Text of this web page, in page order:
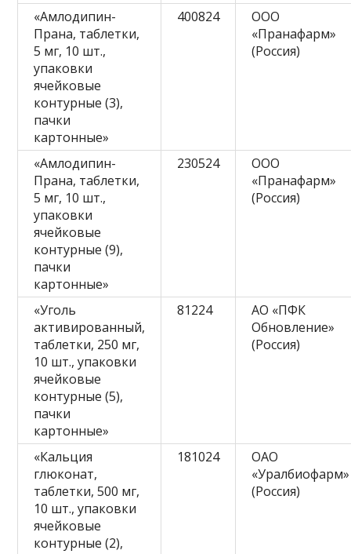
«Амлодипин-
Прана, таблетки,
5 мг, 10 шт.,
упаковки
ячейковые
контурные (3),
пачки
картонные»
400824
ООО
«Пранафарм»
(Россия)
«Амлодипин-
Прана, таблетки,
5 мг, 10 шт.,
упаковки
ячейковые
контурные (9),
пачки
картонные»
230524
ООО
«Пранафарм»
(Россия)
«Уголь
активированный,
таблетки, 250 мг,
10 шт., упаковки
ячейковые
контурные (5),
пачки
картонные»
81224
АО «ПФК
Обновление»
(Россия)
«Кальция
глюконат,
таблетки, 500 мг,
10 шт., упаковки
ячейковые
контурные (2),
181024
ОАО
«Уралбиофарм»
(Россия)